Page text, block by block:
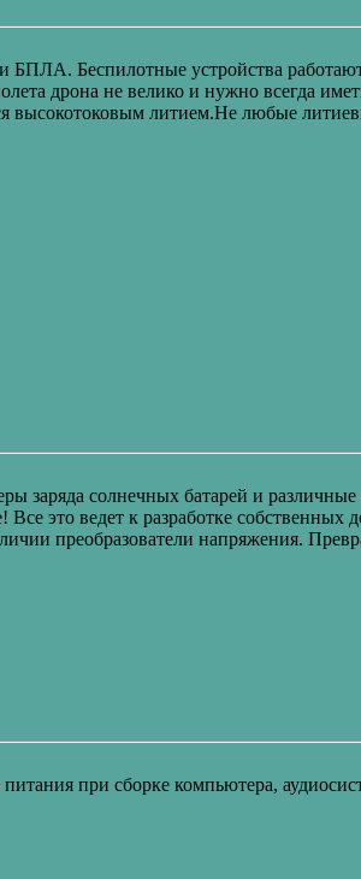
БПЛА. Беспилотные устройства
дрона не велико и нужно всегда
литием.Не любые
заряда солнечных батарей и
ведет к разработке собственных
преобразователи напряжения.
при сборке компьютера,